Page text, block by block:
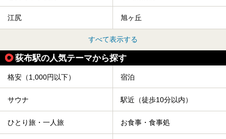
江尻 旭ヶ丘
すべて表示する
荻布駅の人気テーマから探す
格安（1,000円以下） 宿泊
サウナ 駅近（徒歩10分以内）
ひとり旅・一人旅 お食事・食事処